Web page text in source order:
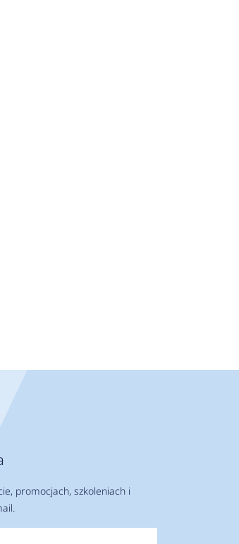
promocjach, szkoleniach i